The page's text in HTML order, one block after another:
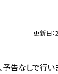
更新日
告なしで行い